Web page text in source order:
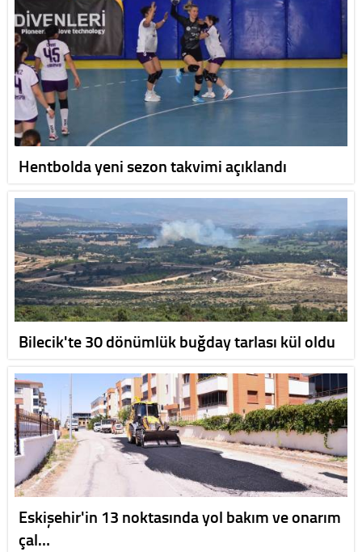
Hentbolda yeni sezon takvimi açıklandı
Bilecik'te 30 dönümlük buğday tarlası kül oldu
Eskişehir'in 13 noktasında yol bakım ve onarım
çal…